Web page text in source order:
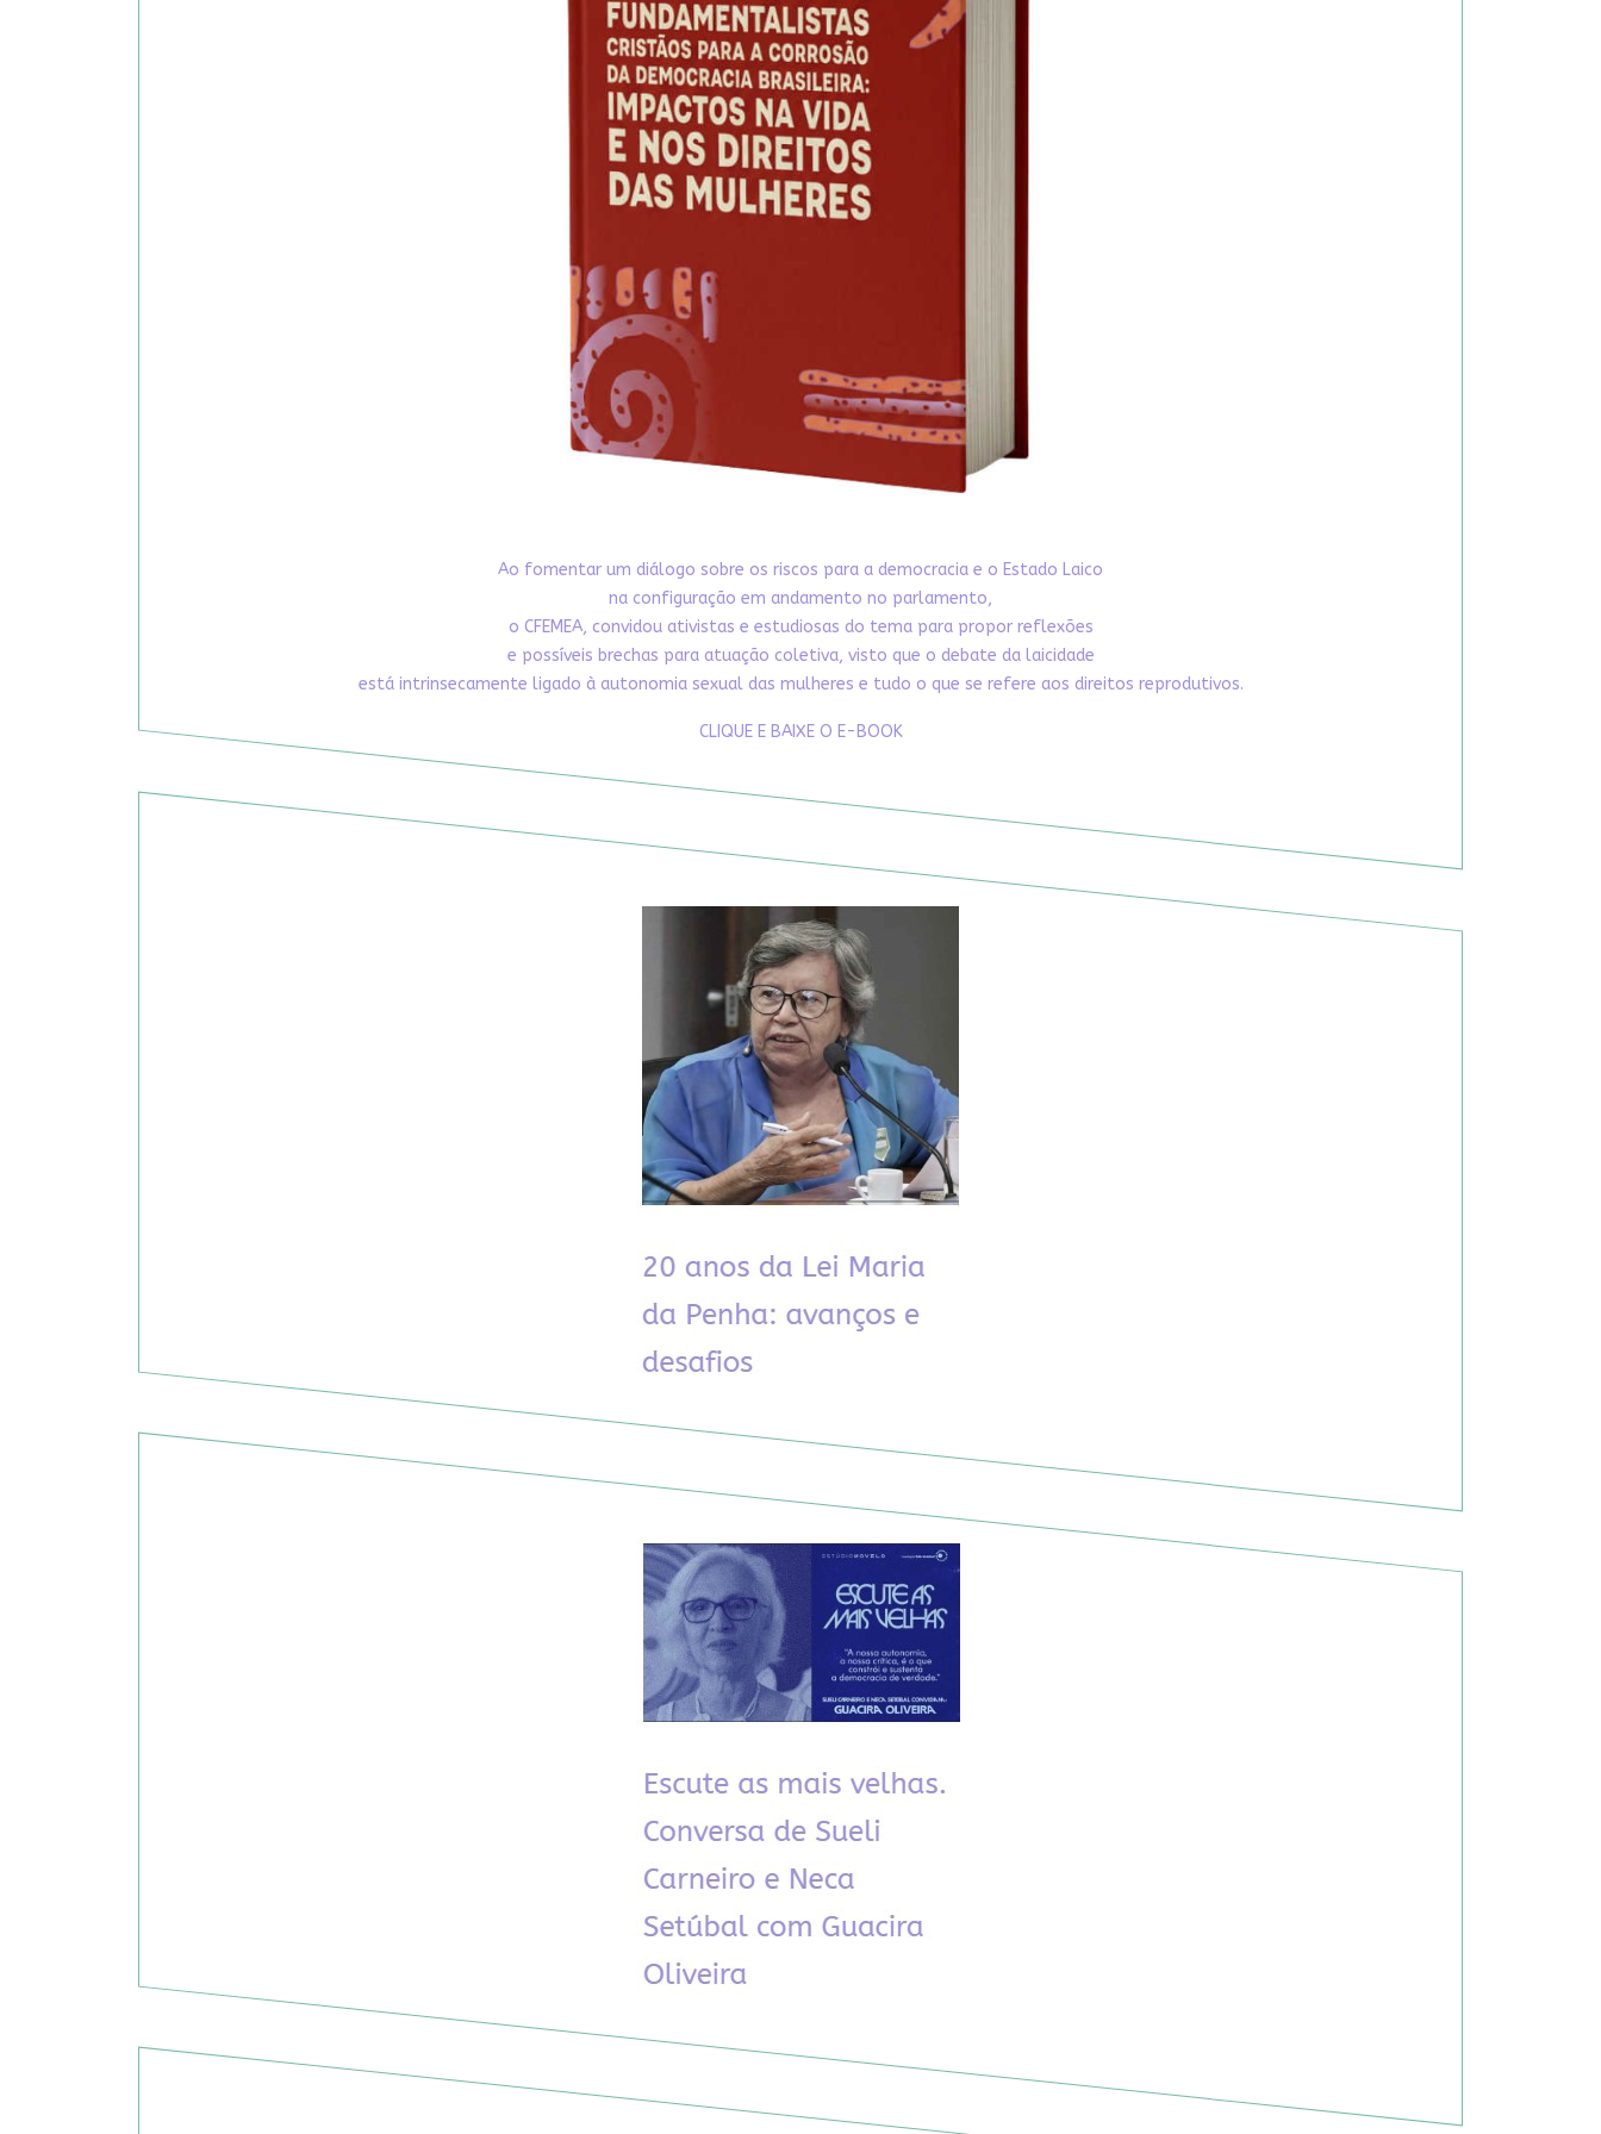
Ao fomentar um diálogo sobre os riscos para a democracia e o Estado Laico
na configuração em andamento no parlamento,
o CFEMEA, convidou ativistas e estudiosas do tema para propor reflexões
e possíveis brechas para atuação coletiva, visto que o debate da laicidade
está intrinsecamente ligado à autonomia sexual das mulheres e tudo o que se refere aos direitos reprodutivos.
CLIQUE E BAIXE O E-BOOK